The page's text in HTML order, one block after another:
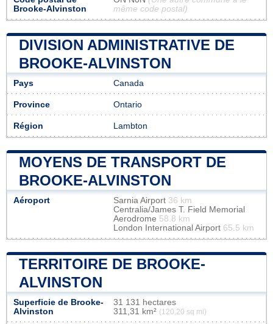
Brooke-Alvinston
même code postal)
DIVISION ADMINISTRATIVE DE
BROOKE-ALVINSTON
Pays Canada
Province Ontario
Région Lambton
MOYENS DE TRANSPORT DE
BROOKE-ALVINSTON
Aéroport Sarnia Airport 36 km
Centralia/James T. Field Memorial
Aerodrome 58.8 km
London International Airport 65.5 km
TERRITOIRE DE BROOKE-
ALVINSTON
Superficie de Brooke-
Alvinston
31 131 hectares
311,31 km² (120,20 sq mi)